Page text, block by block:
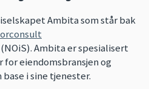
Ambita som står bak
(NOiS). Ambita er spesialisert
eiendomsbransjen og
i sine tjenester.